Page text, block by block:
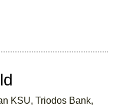
KSU, Triodos Bank,